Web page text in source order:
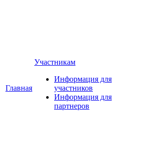
Главная
Участникам
Информация для
участников
Информация для
партнеров